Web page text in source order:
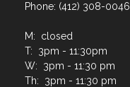
Phone: (412) 308-0046
M: closed
T: 3pm - 11:30pm
W: 3pm - 11:30 pm
Th: 3pm - 11:30 pm